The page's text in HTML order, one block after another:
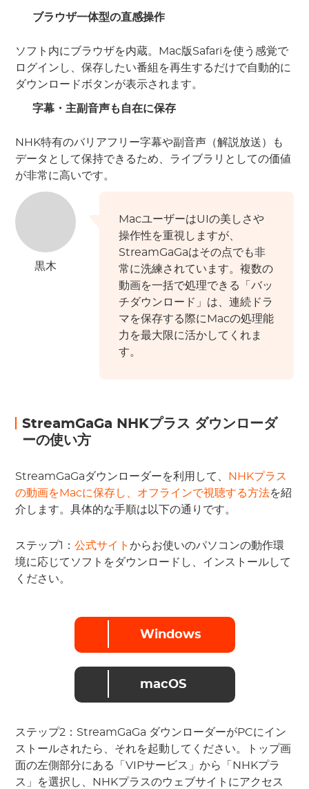
ブラウザ一体型の直感操作
ソフト内にブラウザを内蔵。Mac版Safariを使う感覚で
ログインし、保存したい番組を再生するだけで自動的に
ダウンロードボタンが表示されます。
字幕 ・主副音声も自在に保存
NHK特有のバリアフリー字幕や副音声（解説放送）も
データとして保持できるため、ライブラリとしての価値
が非常に高いです。
黒木
MacユーザーはUIの美しさや
操作性を重視しますが、
StreamGaGaはその点でも非
常に洗練されています。複数の
動画を一括で処理できる「バッ
チダウンロード」は、連続ドラ
マを保存する際にMacの処理能
力を最大限に活かしてくれま
す。
StreamGaGa NHKプラス ダウンローダ
ーの使い方
StreamGaGaダウンローダーを利用して、
NHKプラス
の動画をMacに保存し、オフラインで視聴する方法を紹
介します。具体的な手順は以下の通りです。
ステップ1：公式サイトからお使いのパソコンの動作環
境に応じてソフトをダウンロードし、インストールして
ください。
Windows
macOS
ステップ2：StreamGaGa ダウンローダーがPCにイン
ストールされたら、それを起動してください。トップ画
面の左側部分にある「VIPサービス」から「NHKプラ
ス」を選択し、NHKプラスのウェブサイトにアクセス